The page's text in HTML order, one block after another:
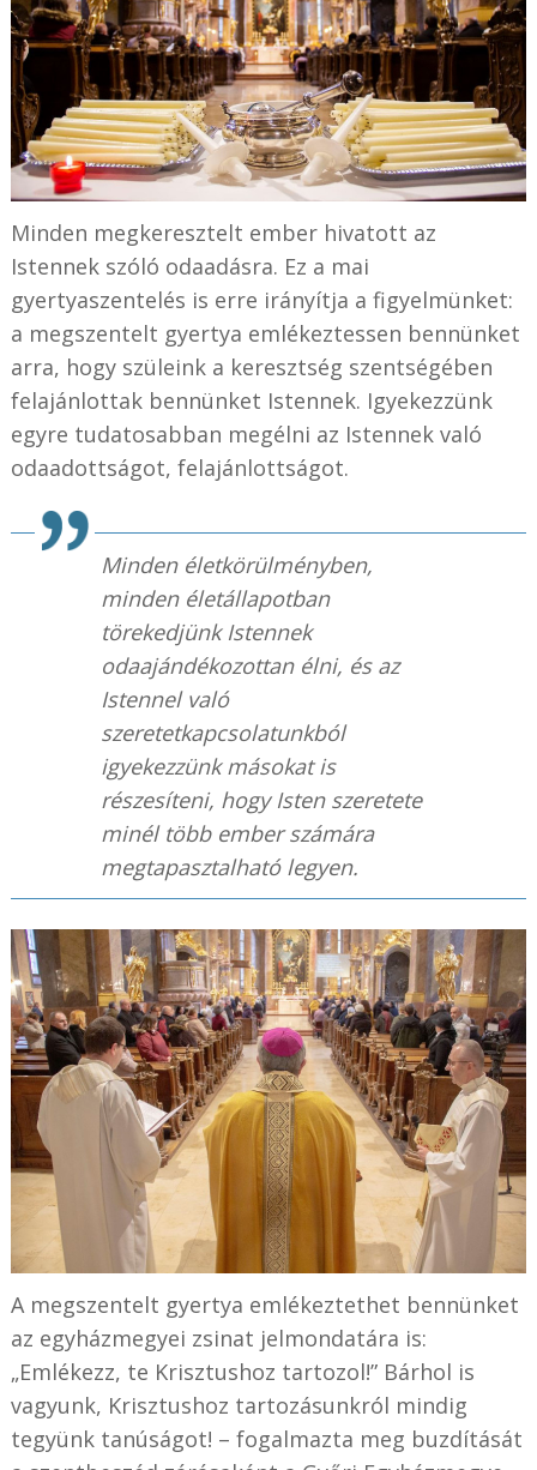
Minden megkeresztelt ember hivatott az
Istennek szóló odaadásra. Ez a mai
gyertyaszentelés is erre irányítja a figyelmünket:
a megszentelt gyertya emlékeztessen bennünket
arra, hogy szüleink a keresztség szentségében
felajánlottak bennünket Istennek. Igyekezzünk
egyre tudatosabban megélni az Istennek való
odaadottságot, felajánlottságot.
Minden életkörülményben,
minden életállapotban
törekedjünk Istennek
odaajándékozottan élni, és az
Istennel való
szeretetkapcsolatunkból
igyekezzünk másokat is
részesíteni, hogy Isten szeretete
minél több ember számára
megtapasztalható legyen.
A megszentelt gyertya emlékeztethet bennünket
az egyházmegyei zsinat jelmondatára is:
„Emlékezz, te Krisztushoz tartozol!” Bárhol is
vagyunk, Krisztushoz tartozásunkról mindig
tegyünk tanúságot! – fogalmazta meg buzdítását